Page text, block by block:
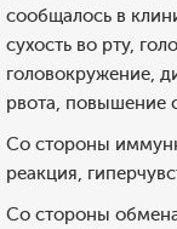
сообщалось в
сухость во рту,
головокружение,
рвота, повышение
Со стороны
реакция,
Со стороны